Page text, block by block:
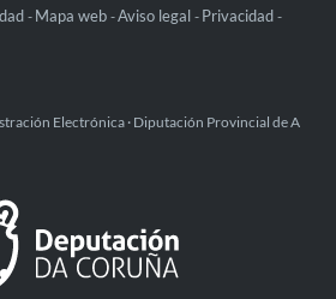
- Mapa web -Aviso legal - Privacidad -
Electrónica · Diputación Provincial de A